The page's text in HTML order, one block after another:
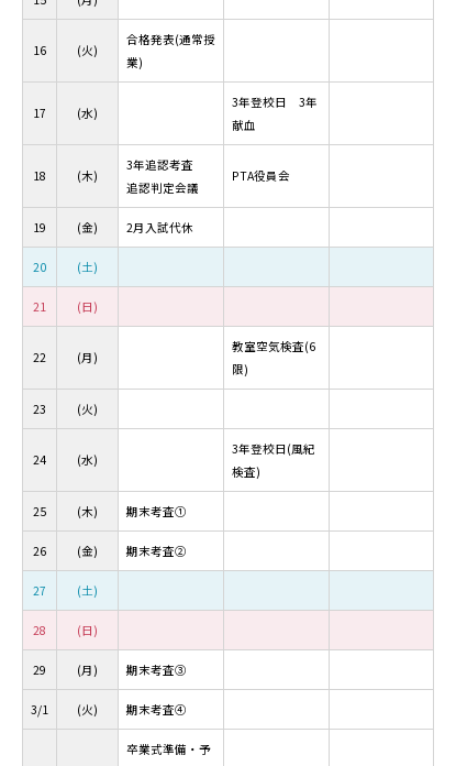
16 (火)
合格発表(通常授
業)
17 (水)
3年登校日 3年
献血
18 (木)
3年追認考査
追認判定会議
PTA役員会
19 (金) 2月入試代休
20 (土)
21 (日)
22 (月)
教室空気検査(6
限)
23 (火)
24 (水)
3年登校日(風紀
検査)
25 (木) 期末考査①
26 (金) 期末考査②
27 (土)
28 (日)
29 (月) 期末考査③
3/1 (火) 期末考査④
卒業式準備・予